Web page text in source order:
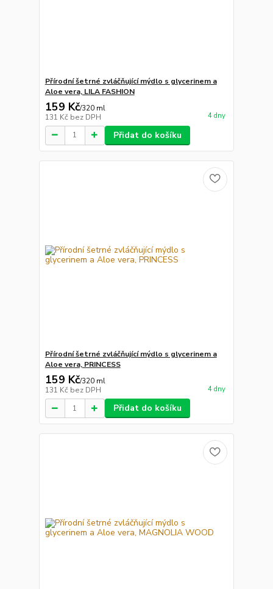
Přírodní šetrné zvláčňující mýdlo s glycerinem a
Aloe vera, LILA FASHION
159 Kč/320 ml
131 Kč bez DPH 4 dny
Přidat do košíku
Přírodní šetrné zvláčňující mýdlo s glycerinem a
Aloe vera, PRINCESS
159 Kč/320 ml
131 Kč bez DPH 4 dny
Přidat do košíku